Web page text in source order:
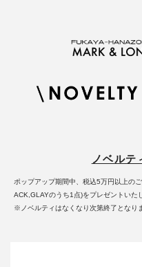
ノベルテ
ポップアップ期間中、税込5万円以上の
ACK,GLAYのうち1点)をプレゼントいた
※ノベルティはなくなり次第終了となり